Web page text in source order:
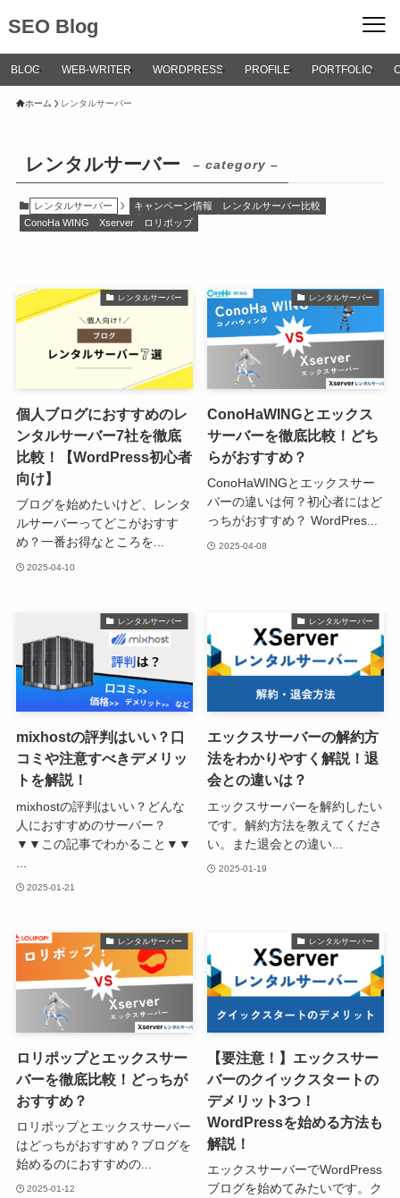
SEO Blog
BLOG WEB-WRITER WORDPRESS PROFILE PORTFOLIO
ホーム レンタルサーバー
レンタルサーバー – category –
レンタルサーバー キャンペーン情報
レンタルサーバー比較
ConoHa WING
Xserver ロリポップ
レンタルサーバー
個人ブログにおすすめのレ
ンタルサーバー7社を徹底
比較！【WordPress初心者
向け】
ブログを始めたいけど、レンタ
ルサーバーってどこがおすす
め？一番お得なところを...
2025-04-10
レンタルサーバー
ConoHaWINGとエックス
サーバーを徹底比較！どち
らがおすすめ？
ConoHaWINGとエックスサー
バーの違いは何？初心者にはど
っちがおすすめ？ WordPres...
2025-04-08
レンタルサーバー
mixhostの評判はいい？口
コミや注意すべきデメリッ
トを解説！
mixhostの評判はいい？どんな
人におすすめのサーバー？
▼▼この記事でわかること▼▼
2025-01-21
レンタルサーバー
エックスサーバーの解約方
法をわかりやすく解説！退
会との違いは？
エックスサーバーを解約したい
です。解約方法を教えてくださ
い。また退会との違い...
2025-01-19
レンタルサーバー
ロリポップとエックスサー
バーを徹底比較！どっちが
おすすめ？
ロリポップとエックスサーバー
はどっちがおすすめ？ブログを
始めるのにおすすめの...
2025-01-12
レンタルサーバー
【要注意！】エックスサー
バーのクイックスタートの
デメリット3つ！
WordPressを始める方法も
解説！
エックスサーバーでWordPress
ブログを始めてみたいです。ク